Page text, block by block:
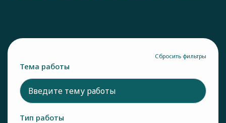
Сбросить фильтры
Тема работы
Тип работы